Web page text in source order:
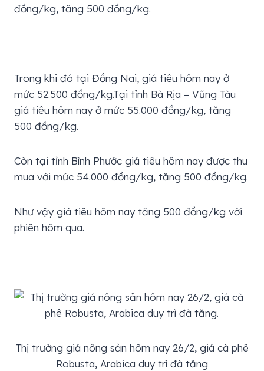
đồng/kg, tăng 500 đồng/kg.
Trong khi đó tại Đồng Nai, giá tiêu hôm nay ở
mức 52.500 đồng/kg.Tại tỉnh Bà Rịa – Vũng Tàu
giá tiêu hôm nay ở mức 55.000 đồng/kg, tăng
500 đồng/kg.
Còn tại tỉnh Bình Phước giá tiêu hôm nay được thu
mua với mức 54.000 đồng/kg, tăng 500 đồng/kg.
Như vậy giá tiêu hôm nay tăng 500 đồng/kg với
phiên hôm qua.
Thị trường giá nông sản hôm nay 26/2, giá cà phê
Robusta, Arabica duy trì đà tăng